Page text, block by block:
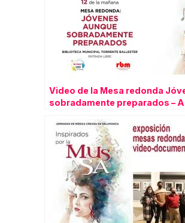
Video de la Mesa redonda
sobradamente preparados –